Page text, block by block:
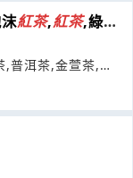
紅茶,紅茶,綠
普洱茶,金萱茶,泡